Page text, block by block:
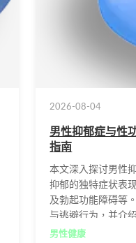
2026-08-04
男性抑郁症与性
指南
本文深入探讨男性
抑郁的独特症状表
及勃起功能障碍等
与逃避行为，并介
疗及生活方式的调
男性健康